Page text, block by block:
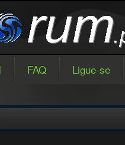
FAQ Ligue-se